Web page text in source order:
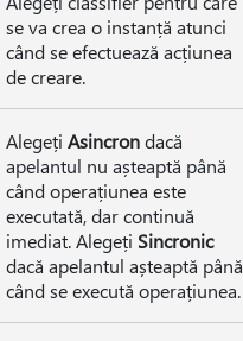
se va crea o instanță atunci
când se efectuează acțiunea
de creare.
Alegeți Asincrondacă
apelantul nu așteaptă până
când operațiunea este
executată, dar continuă
imediat. Alegeți Sincronic
dacă apelantul așteaptă până
când se execută operațiunea.